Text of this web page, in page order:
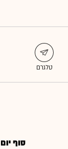
סוף